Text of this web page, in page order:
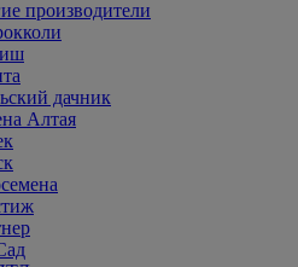
производители
дачник
Алтая